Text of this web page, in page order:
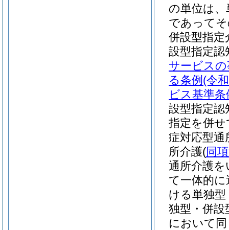
の単位は、
であって
併設型指定
設型指定認
サービス
る条例 (令
ビス基準
設型指定認
指定を併せ
症対応型通
所介護(同
通所介護
て一体的
ける単独
独型・併設
において